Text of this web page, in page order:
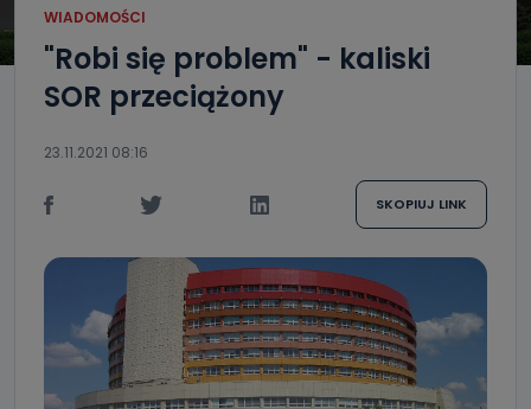
WIADOMOŚCI
"Robi się problem" - kaliski
SOR przeciążony
23.11.2021 08:16
SKOPIUJ LINK